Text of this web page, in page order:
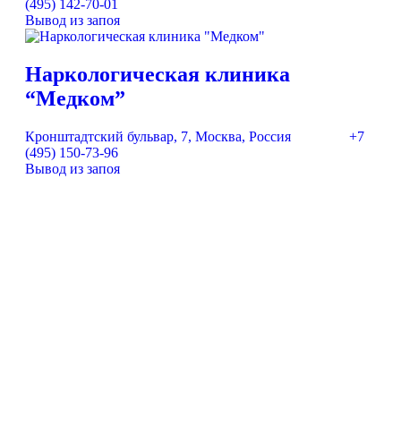
(495) 142-70-01
Вывод из запоя
Наркологическая клиника
“Медком”
Кронштадтский бульвар, 7, Москва, Россия
+7
(495) 150-73-96
Вывод из запоя